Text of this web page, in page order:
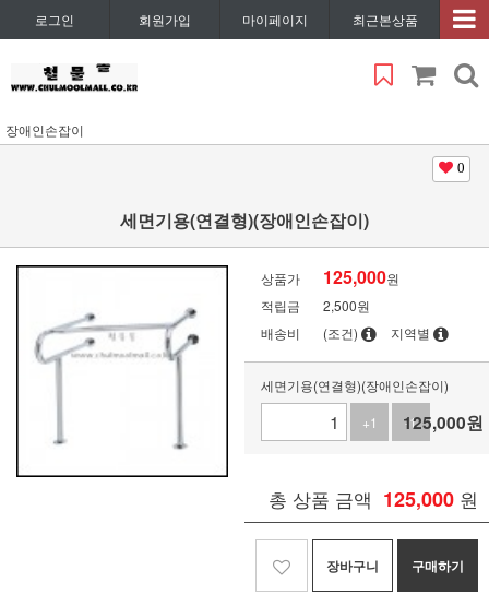
로그인 회원가입 마이페이지 최근본상품
장애인손잡이
0
세면기용(연결형)(장애인손잡이)
상품가 125,000원
적립금
2,500원
배송비
(조건) 지역별
세면기용(연결형)(장애인손잡이)
+1
-1
125,000원
총 상품 금액 125,000 원
장바구니 구매하기